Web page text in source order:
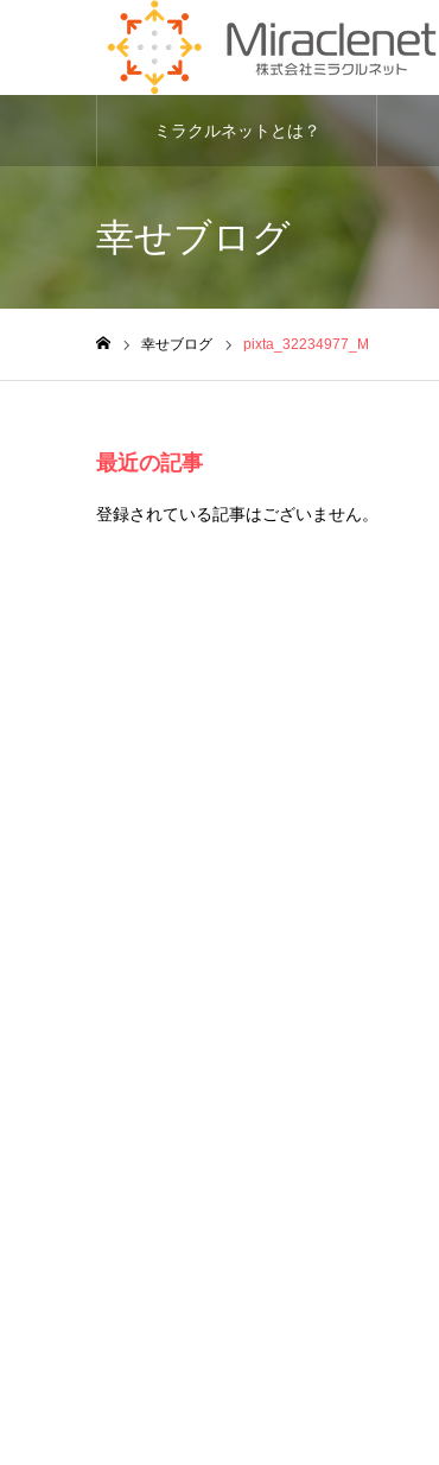
ミラクルネットとは？
幸せブログ
幸せブログ pixta_32234977_M
最近の記事
登録されている記事はございません。